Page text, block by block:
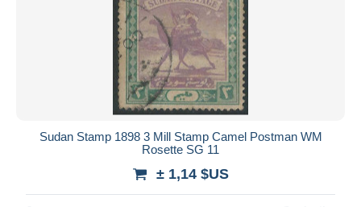
Sudan Stamp 1898 3 Mill Stamp Camel Postman WM
Rosette SG 11
± 1,14 $US